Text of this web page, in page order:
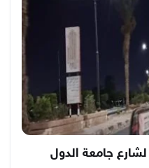
لشارع جامعة الدول